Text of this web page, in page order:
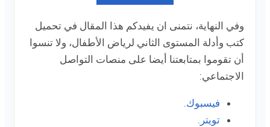
وفي النهاية، نتمنى ان يفيدكم هذا المقال في تحميل
كتب وأدلة المستوى الثاني لرياض الأطفال، ولا تنسوا
أن تقوموا بمتابعتنا أيضا على منصات التواصل
الاجتماعي:
فيسبوك.
تويتر